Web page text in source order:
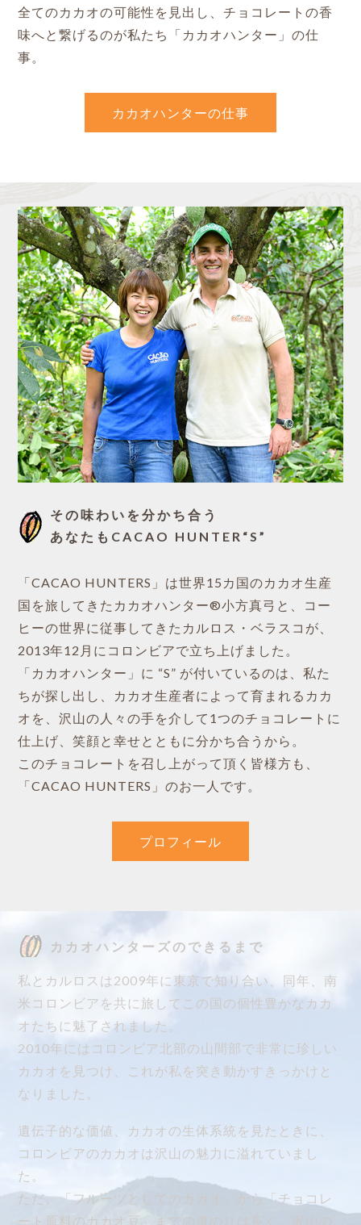
全てのカカオの可能性を見出し、チョコレートの香
味へと繋げるのが私たち「カカオハンター」の仕
事。
カカオハンターの仕事
その味わいを分かち合う
あなたもCACAO HUNTER“S”
「CACAO HUNTERS」は世界15カ国のカカオ生産
国を旅してきたカカオハンター®小方真弓と、コー
ヒーの世界に従事してきたカルロス・ベラスコが、
2013年12月にコロンビアで立ち上げました。
「カカオハンター」に “S” が付いているのは、私た
ちが探し出し、カカオ生産者によって育まれるカカ
オを、沢山の人々の手を介して1つのチョコレートに
仕上げ、笑顔と幸せとともに分かち合うから。
このチョコレートを召し上がって頂く皆様方も、
「CACAO HUNTERS」のお一人です。
プロフィール
カカオハンターズのできるまで
私とカルロスは2009年に東京で知り合い、同年、南
米コロンビアを共に旅してこの国の個性豊かなカカ
オたちに魅了されました。
2010年にはコロンビア北部の山間部で非常に珍しい
カカオを見つけ、これが私を突き動かすきっかけと
なりました。
遺伝子的な価値、カカオの生体系統を見たときに、
コロンビアのカカオは沢山の魅力に溢れていまし
た。
ただ、「フルーツとしてのカカオ」から「チョコレ
ート原料のカカオ豆」までの道のりは長く、沢山の